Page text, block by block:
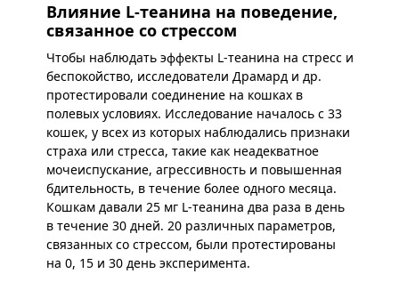
Влияние L-теанина на поведение,
связанное со стрессом
Чтобы наблюдать эффекты L-теанина на стресс и
беспокойство, исследователи Драмард и др.
протестировали соединение на кошках в
полевых условиях. Исследование началось с 33
кошек, у всех из которых наблюдались признаки
страха или стресса, такие как неадекватное
мочеиспускание, агрессивность и повышенная
бдительность, в течение более одного месяца.
Кошкам давали 25 мг L-теанина два раза в день
в течение 30 дней. 20 различных параметров,
связанных со стрессом, были протестированы
на 0, 15 и 30 день эксперимента.